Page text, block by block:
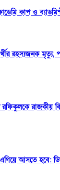
কাপ ও
রহস্যজনক মৃত্যু,
রাজকীয়
আসতে হবে: